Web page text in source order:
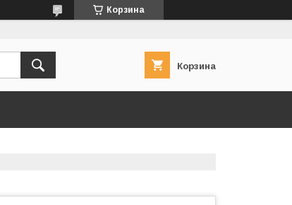
Корзина
Корзина